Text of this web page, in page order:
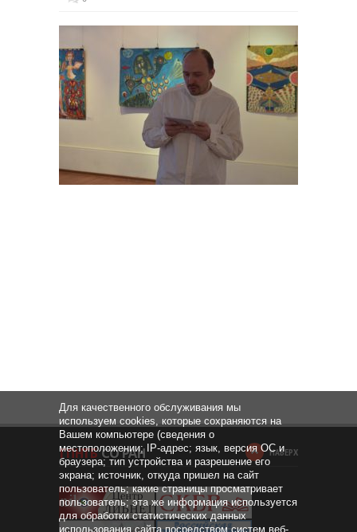
НАВЕРХ
Для качественного обслуживания мы
используем cookies, которые сохраняются на
Вашем компьютере (сведения о
местоположении; IP-адрес; язык, версия ОС и
браузера; тип устройства и разрешение его
экрана; источник, откуда пришел на сайт
пользователь; какие страницы просматривает
пользователь; эта же информация используется
для обработки статистических данных
использования сайта посредством систем веб-